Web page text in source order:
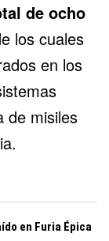
de ocho
los cuales
en los
de misiles
en Furia Épica